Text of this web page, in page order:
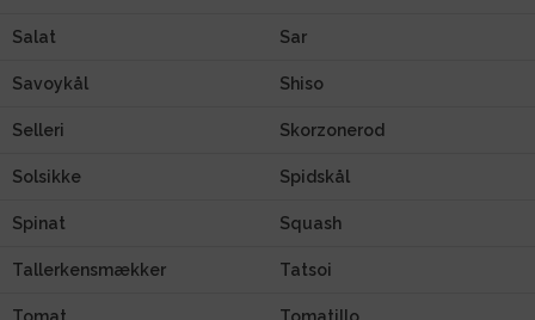
Salat Sar
Savoykål Shiso
Selleri Skorzonerod
Solsikke Spidskål
Spinat Squash
Tallerkensmækker Tatsoi